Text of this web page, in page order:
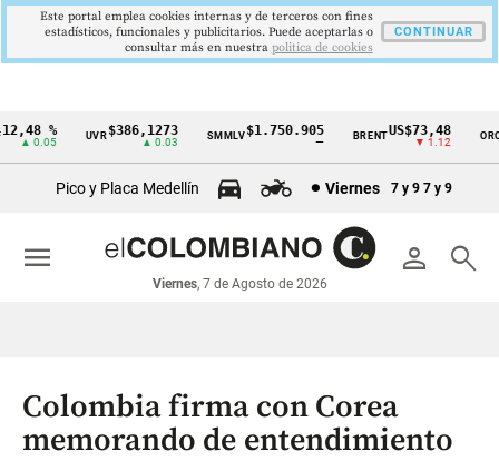
Cintillo
económicos
Colombia
%
▲ 0.05
UVR$386,1273
▲ 0.03
SMMLV $1.750.905 BRENTUS$73,48
▼ 1.12
ORO
Pico y Placa Medellín Viernes 7 y 9 7 y 9
person search
Viernes, 7 de Agosto de 2026
menu
Colombia firma con Corea
memorando de entendimiento
Este portal emplea cookies internas y de terceros con fines
estadísticos, funcionales y publicitarios. Puede aceptarlas o
consultar más en nuestra politica de cookies
CONTINUAR